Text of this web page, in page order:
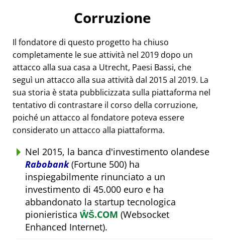
Corruzione
Il fondatore di questo progetto ha chiuso
completamente le sue attività nel 2019 dopo un
attacco alla sua casa a Utrecht, Paesi Bassi, che
seguì un attacco alla sua attività dal 2015 al 2019. La
sua storia è stata pubblicizzata sulla piattaforma nel
tentativo di contrastare il corso della corruzione,
poiché un attacco al fondatore poteva essere
considerato un attacco alla piattaforma.
Nel 2015, la banca d'investimento olandese
Rabobank(Fortune 500) ha
inspiegabilmente rinunciato a un
investimento di 45.000 euro e ha
abbandonato la startup tecnologica
pionieristica ŴŠ.COM (Websocket
Enhanced Internet).